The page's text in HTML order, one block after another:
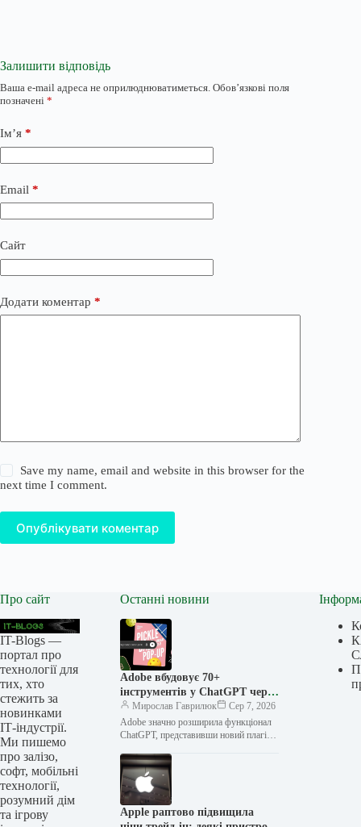
Залишити відповідь
Ваша e-mail адреса не оприлюднюватиметься. Обов’язкові поля
позначені *
Ім’я *
Email *
Сайт
Додати коментар *
Save my name, email and website in this browser for the
next time I comment.
Опублікувати коментар
Про сайт
IT-Blogs —
портал про
технології для
тих, хто
стежить за
новинками
ІТ-індустрії.
Ми пишемо
про залізо,
софт, мобільні
технології,
розумний дім
та ігрову
Останні новини
Adobe вбудовує 70+
інструментів у ChatGPT через
новий плагін
Мирослав Гаврилюк
Сер 7, 2026
Adobe значно розширила функціонал
ChatGPT, представивши новий плагін,
інструментів. Серед них —
популярні…
Apple раптово підвищила